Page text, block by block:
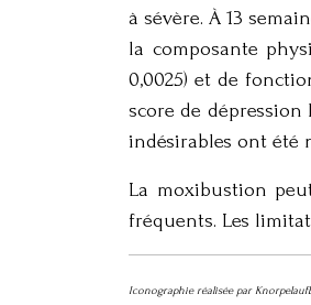
à sévère. À 13
la composante
0,0025) et de
score de dépression
indésirables ont été
La moxibustion
fréquents. Les
Iconographie réalisée par